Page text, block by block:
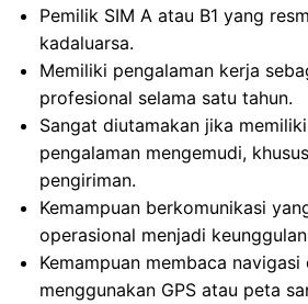
Pemilik SIM A atau B1 yang
kadaluarsa.
Memiliki pengalaman kerja
profesional selama satu tahun.
Sangat diutamakan jika
pengalaman mengemudi,
pengiriman.
Kemampuan berkomunikasi
operasional menjadi
Kemampuan membaca
menggunakan GPS atau peta